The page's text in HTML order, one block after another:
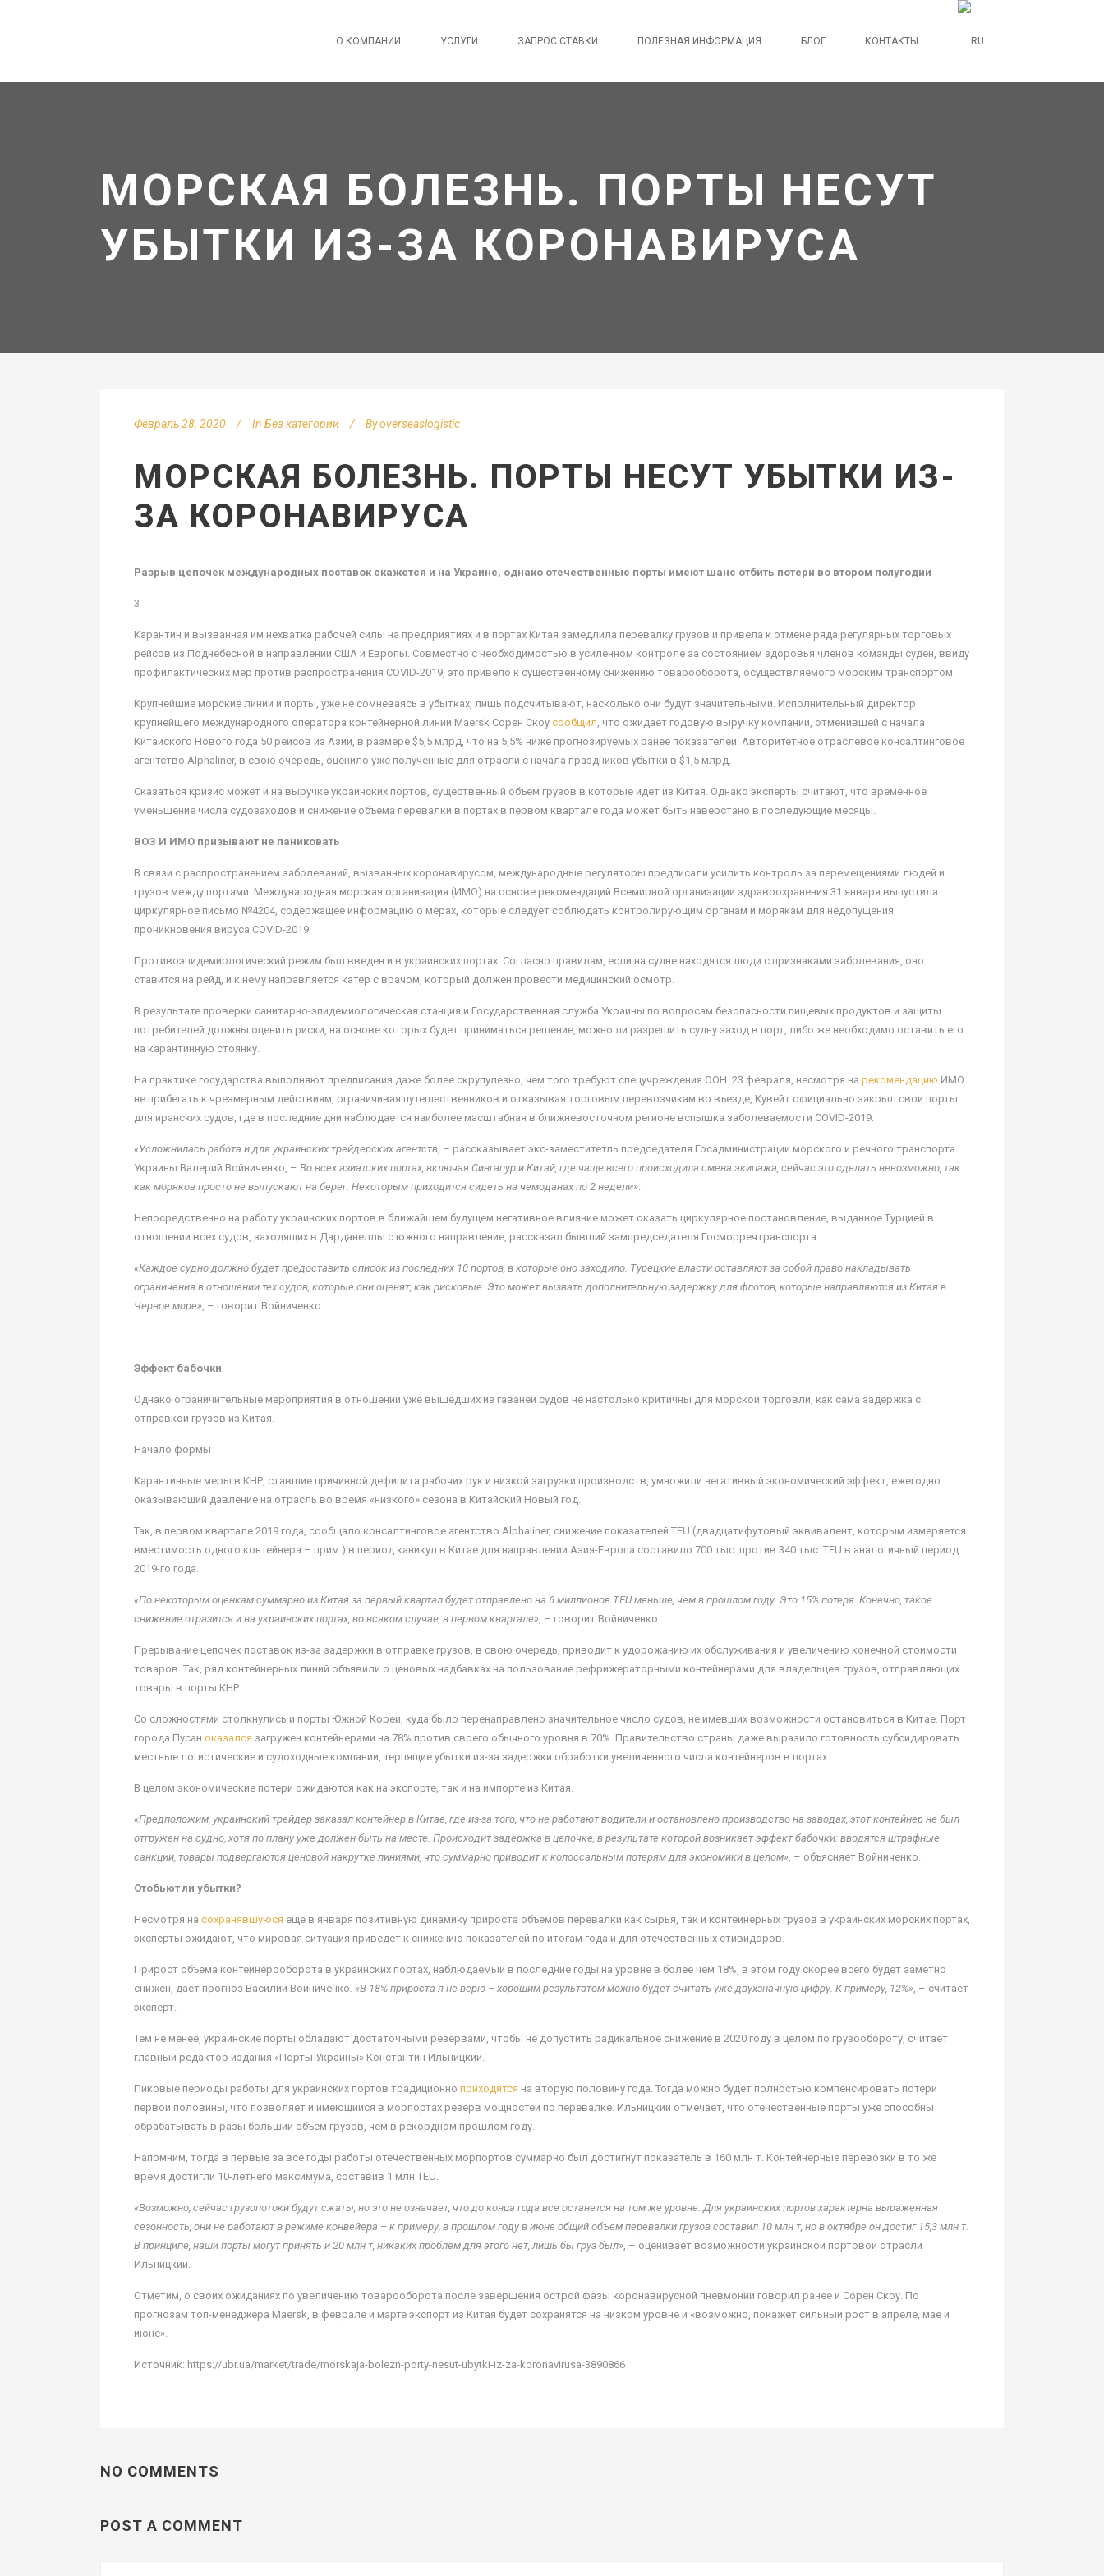
О КОМПАНИИ УСЛУГИ ЗАПРОС СТАВКИ ПОЛЕЗНАЯ ИНФОРМАЦИЯ БЛОГ КОНТАКТЫ
МОРСКАЯ БОЛЕЗНЬ. ПОРТЫ НЕСУТ
УБЫТКИ ИЗ-ЗА КОРОНАВИРУСА
Февраль 28, 2020 In Без категории Byoverseaslogistic
МОРСКАЯ БОЛЕЗНЬ. ПОРТЫ НЕСУТ УБЫТКИ ИЗ-
ЗА КОРОНАВИРУСА
Разрыв цепочек международных поставок скажется и на Украине, однако отечественные порты имеют шанс отбить потери во втором полугодии
3
Карантин и вызванная им нехватка рабочей силы на предприятиях и в портах Китая замедлила перевалку грузов и привела к отмене ряда регулярных торговых
рейсов из Поднебесной в направлении США и Европы. Совместно с необходимостью в усиленном контроле за состоянием здоровья членов команды суден, ввиду
профилактических мер против распространения COVID-2019, это привело к существенному снижению товарооборота, осуществляемого морским транспортом.
Крупнейшие морские линии и порты, уже не сомневаясь в убытках, лишь подсчитывают, насколько они будут значительными. Исполнительный директор
крупнейшего международного оператора контейнерной линии Maersk Сорен Скоу сообщил, что ожидает годовую выручку компании, отменившей с начала
Китайского Нового года 50 рейсов из Азии, в размере $5,5 млрд, что на 5,5% ниже прогнозируемых ранее показателей. Авторитетное отраслевое консалтинговое
агентство Alphaliner, в свою очередь, оценило уже полученные для отрасли с начала праздников убытки в $1,5 млрд.
Сказаться кризис может и на выручке украинских портов, существенный объем грузов в которые идет из Китая. Однако эксперты считают, что временное
уменьшение числа судозаходов и снижение объема перевалки в портах в первом квартале года может быть наверстано в последующие месяцы.
ВОЗ И ИМО призывают не паниковать
В связи с распространением заболеваний, вызванных коронавирусом, международные регуляторы предписали усилить контроль за перемещениями людей и
грузов между портами. Международная морская организация (ИМО) на основе рекомендаций Всемирной организации здравоохранения 31 января выпустила
циркулярное письмо №4204, содержащее информацию о мерах, которые следует соблюдать контролирующим органам и морякам для недопущения
проникновения вируса COVID-2019.
Противоэпидемиологический режим был введен и в украинских портах. Согласно правилам, если на судне находятся люди с признаками заболевания, оно
ставится на рейд, и к нему направляется катер с врачом, который должен провести медицинский осмотр.
В результате проверки санитарно-эпидемиологическая станция и Государственная служба Украины по вопросам безопасности пищевых продуктов и защиты
потребителей должны оценить риски, на основе которых будет приниматься решение, можно ли разрешить судну заход в порт, либо же необходимо оставить его
на карантинную стоянку.
На практике государства выполняют предписания даже более скрупулезно, чем того требуют спецучреждения ООН. 23 февраля, несмотря на рекомендацию ИМО
не прибегать к чрезмерным действиям, ограничивая путешественников и отказывая торговым перевозчикам во въезде, Кувейт официально закрыл свои порты
для иранских судов, где в последние дни наблюдается наиболее масштабная в ближневосточном регионе вспышка заболеваемости COVID-2019.
«Усложнилась работа и для украинских трейдерских агентств, – рассказывает экс-заместитетль председателя Госадминистрации морского и речного транспорта
Украины Валерий Войниченко, – Во всех азиатских портах, включая Сингапур и Китай, где чаще всего происходила смена экипажа, сейчас это сделать невозможно, так
как моряков просто не выпускают на берег. Некоторым приходится сидеть на чемоданах по 2 недели».
Непосредственно на работу украинских портов в ближайшем будущем негативное влияние может оказать циркулярное постановление, выданное Турцией в
отношении всех судов, заходящих в Дарданеллы с южного направление, рассказал бывший зампредседателя Госморречтранспорта.
«Каждое судно должно будет предоставить список из последних 10 портов, в которые оно заходило. Турецкие власти оставляют за собой право накладывать
ограничения в отношении тех судов, которые они оценят, как рисковые. Это может вызвать дополнительную задержку для флотов, которые направляются из Китая в
Черное море», – говорит Войниченко.
Эффект бабочки
Однако ограничительные мероприятия в отношении уже вышедших из гаваней судов не настолько критичны для морской торговли, как сама задержка с
отправкой грузов из Китая.
Начало формы
Карантинные меры в КНР, ставшие причинной дефицита рабочих рук и низкой загрузки производств, умножили негативный экономический эффект, ежегодно
оказывающий давление на отрасль во время «низкого» сезона в Китайский Новый год.
Так, в первом квартале 2019 года, сообщало консалтинговое агентство Alphaliner, снижение показателей TEU (двадцатифутовый эквивалент, которым измеряется
вместимость одного контейнера – прим.) в период каникул в Китае для направлении Азия-Европа составило 700 тыс. против 340 тыс. TEU в аналогичный период
2019-го года.
«По некоторым оценкам суммарно из Китая за первый квартал будет отправлено на 6 миллионов TEU меньше, чем в прошлом году. Это 15% потеря. Конечно, такое
снижение отразится и на украинских портах, во всяком случае, в первом квартале», – говорит Войниченко.
Прерывание цепочек поставок из-за задержки в отправке грузов, в свою очередь, приводит к удорожанию их обслуживания и увеличению конечной стоимости
товаров. Так, ряд контейнерных линий объявили о ценовых надбавках на пользование рефрижераторными контейнерами для владельцев грузов, отправляющих
товары в порты КНР.
Со сложностями столкнулись и порты Южной Кореи, куда было перенаправлено значительное число судов, не имевших возможности остановиться в Китае. Порт
города Пусан оказался загружен контейнерами на 78% против своего обычного уровня в 70%. Правительство страны даже выразило готовность субсидировать
местные логистические и судоходные компании, терпящие убытки из-за задержки обработки увеличенного числа контейнеров в портах.
В целом экономические потери ожидаются как на экспорте, так и на импорте из Китая.
«Предположим, украинский трейдер заказал контейнер в Китае, где из-за того, что не работают водители и остановлено производство на заводах, этот контейнер не был
отгружен на судно, хотя по плану уже должен быть на месте. Происходит задержка в цепочке, в результате которой возникает эффект бабочки: вводятся штрафные
санкции, товары подвергаются ценовой накрутке линиями, что суммарно приводит к колоссальным потерям для экономики в целом», – объясняет Войниченко.
Отобьют ли убытки?
Несмотря на сохранявшуюся еще в января позитивную динамику прироста объемов перевалки как сырья, так и контейнерных грузов в украинских морских портах,
эксперты ожидают, что мировая ситуация приведет к снижению показателей по итогам года и для отечественных стивидоров.
Прирост объема контейнерооборота в украинских портах, наблюдаемый в последние годы на уровне в более чем 18%, в этом году скорее всего будет заметно
снижен, дает прогноз Василий Войниченко. «В 18% прироста я не верю – хорошим результатом можно будет считать уже двухзначную цифру. К примеру, 12%», – считает
эксперт.
Тем не менее, украинские порты обладают достаточными резервами, чтобы не допустить радикальное снижение в 2020 году в целом по грузообороту, считает
главный редактор издания «Порты Украины» Константин Ильницкий.
Пиковые периоды работы для украинских портов традиционно приходятся на вторую половину года. Тогда можно будет полностью компенсировать потери
первой половины, что позволяет и имеющийся в морпортах резерв мощностей по перевалке. Ильницкий отмечает, что отечественные порты уже способны
обрабатывать в разы больший объем грузов, чем в рекордном прошлом году.
Напомним, тогда в первые за все годы работы отечественных морпортов суммарно был достигнут показатель в 160 млн т. Контейнерные перевозки в то же
время достигли 10-летнего максимума, составив 1 млн TEU.
«Возможно, сейчас грузопотоки будут сжаты, но это не означает, что до конца года все останется на том же уровне. Для украинских портов характерна выраженная
сезонность, они не работают в режиме конвейера – к примеру, в прошлом году в июне общий объем перевалки грузов составил 10 млн т, но в октябре он достиг 15,3 млн т.
В принципе, наши порты могут принять и 20 млн т, никаких проблем для этого нет, лишь бы груз был», – оценивает возможности украинской портовой отрасли
Ильницкий.
Отметим, о своих ожиданиях по увеличению товарооборота после завершения острой фазы коронавирусной пневмонии говорил ранее и Сорен Скоу. По
прогнозам топ-менеджера Maersk, в феврале и марте экспорт из Китая будет сохранятся на низком уровне и «возможно, покажет сильный рост в апреле, мае и
июне».
Источник: https://ubr.ua/market/trade/morskaja-bolezn-porty-nesut-ubytki-iz-za-koronavirusa-3890866
NO COMMENTS
POST A COMMENT